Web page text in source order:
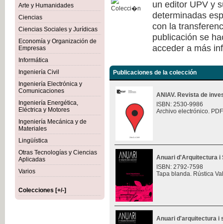
Arte y Humanidades
Ciencias
Ciencias Sociales y Jurídicas
Economía y Organización de
Empresas
Informática
Ingeniería Civil
Ingeniería Electrónica y
Comunicaciones
Ingeniería Energética,
Eléctrica y Motores
Ingeniería Mecánica y de
Materiales
Lingüística
Otras Tecnologías y Ciencias
Aplicadas
Varios
Colecciones [+/-]
un editor UPV y
determinadas
con la
publicación se
acceder a más
Publicaciones de la colección
ANIAV. Revista de
ISBN: 2530-9986
Archivo electrónico.
Anuari d'Arquitectura i
ISBN: 2792-7598
Tapa blanda. Rústica
Anuari d'arquitectura i